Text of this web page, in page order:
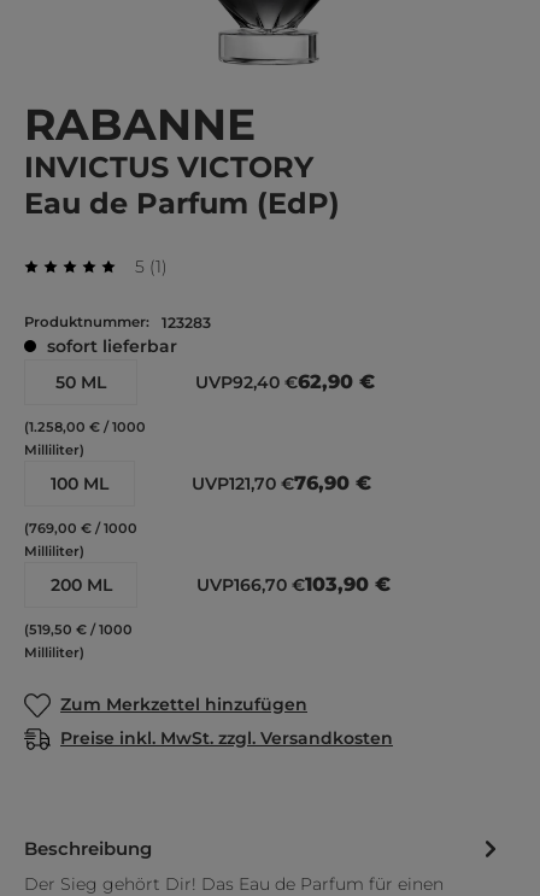
RABANNE
INVICTUS VICTORY
Eau de Parfum (EdP)
5
Durchschnittliche Bewertung von 5 von 5
(1)
Bewertung
Produktnummer: 123283
sofort lieferbar
50 ML
(1.258,00 € / 1000
Milliliter)
UVP92,40 €62,90 €
100 ML
(769,00 € / 1000
Milliliter)
UVP121,70 €76,90 €
200 ML
(519,50 € / 1000
Milliliter)
UVP166,70 €103,90 €
Zum Merkzettel hinzufügen
Preise inkl. MwSt. zzgl. Versandkosten
Beschreibung
Der Sieg gehört Dir! Das Eau de Parfum für einen